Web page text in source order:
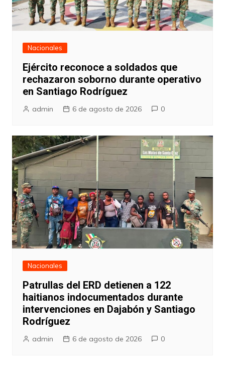
Nacionales
Ejército reconoce a soldados que
rechazaron soborno durante operativo
en Santiago Rodríguez
admin 6 de agosto de 2026 0
Nacionales
Patrullas del ERD detienen a 122
haitianos indocumentados durante
intervenciones en Dajabón y Santiago
Rodríguez
admin 6 de agosto de 2026 0